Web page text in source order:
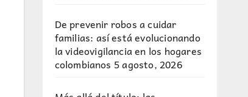
De prevenir robos a cuidar
familias: así está evolucionando
la videovigilancia en los hogares
colombianos 5 agosto, 2026